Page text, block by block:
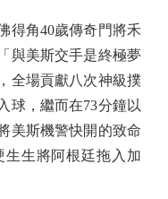
角40歲傳奇門將禾
與美斯交手是終極夢
全場貢獻八次神級撲
球，繼而在73分鐘以
美斯機警快開的致命
生將阿根廷拖入加